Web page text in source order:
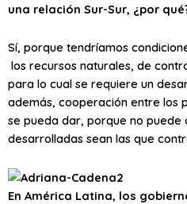
una relación Sur-Sur, ¿por
Sí, porque tendríamos
los recursos naturales, de
para lo cual se requiere un
además, cooperación entre los
se pueda dar, porque no puede
desarrolladas sean las que
En América Latina, los